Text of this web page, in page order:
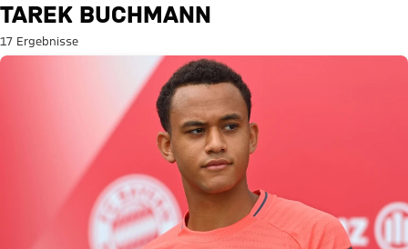
Suche: Tarek Buchmann
TAREK BUCHMANN
17 Ergebnisse